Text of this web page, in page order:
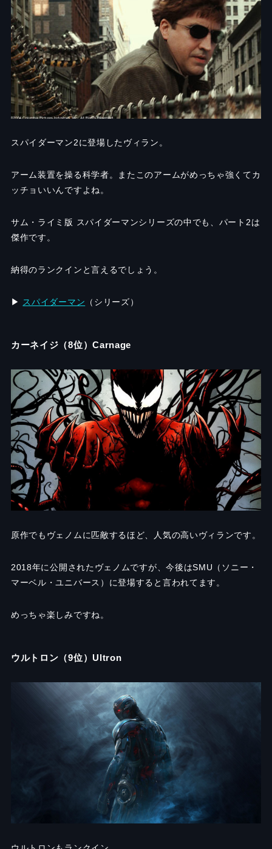
スパイダーマン2に登場したヴィラン。
アーム装置を操る科学者。またこのアームがめっちゃ強くてカ
ッチョいいんですよね。
サム・ライミ版 スパイダーマンシリーズの中でも、パート2は
傑作です。
納得のランクインと言えるでしょう。
▶︎ スパイダーマン （シリーズ）
カーネイジ（8位）Carnage
原作でもヴェノムに匹敵するほど、人気の高いヴィランです。
2018年に公開されたヴェノムですが、今後はSMU（ソニー・
マーベル・ユニバース）に登場すると言われてます。
めっちゃ楽しみですね。
ウルトロン（9位）Ultron